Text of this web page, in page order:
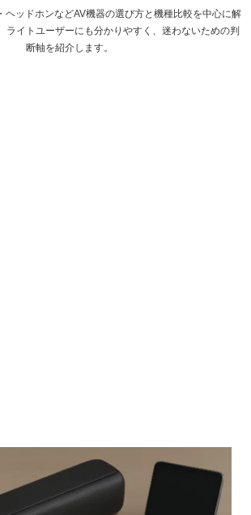
ヘッドホンなどAV機器の選び方と機種比較を中心に解
ライトユーザーにも分かりやすく、迷わないための判
断軸を紹介します。